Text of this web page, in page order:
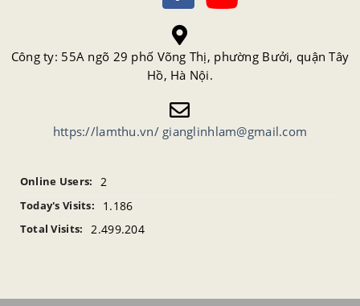
Công ty: 55A ngõ 29 phố Võng Thị, phường Bưởi, quận Tây
Hồ, Hà Nội.
https://lamthu.vn/ gianglinhlam@gmail.com
Online Users: 2
Today's Visits: 1.186
Total Visits: 2.499.204